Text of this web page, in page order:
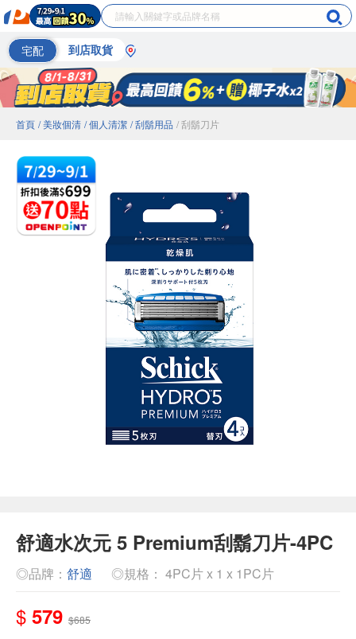
宅配 到店取貨
首頁 / 美妝個清 / 個人清潔 / 刮鬍用品 / 刮鬍刀片
舒適水次元 5 Premium刮鬍刀片-4PC
◎品牌： 舒適 ◎規格： 4PC片 x 1 x 1PC片
$ 579 $685